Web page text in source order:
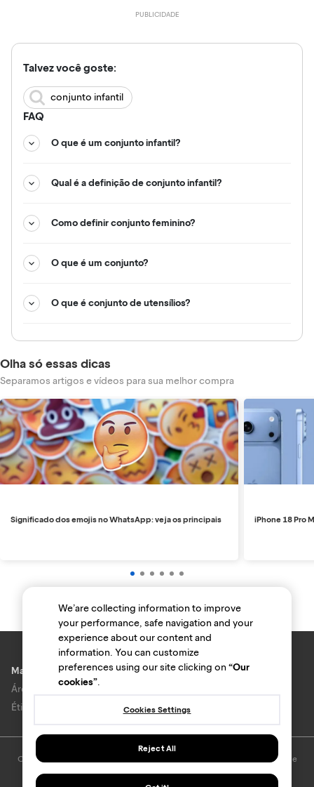
Talvez você goste:
conjunto infantil
FAQ
O que é um conjunto infantil?
Qual é a definição de conjunto infantil?
Como definir conjunto feminino?
O que é um conjunto?
O que é conjunto de utensílios?
Olha só essas dicas
Separamos artigos e vídeos para sua melhor compra
Significado dos emojis no WhatsApp: veja os principais iPhone 18 Pro
Marcas e lojas
Área do anunciante
Ética e Integridade
O uso deste site está sujeito aos termos e condições do Termo de Uso
e
We’are collecting information to improve
your performance, safe navigation and your
experience about our content and
information. You can customize
preferences using our site clicking on“Our
cookies”.
Cookies Settings
Reject All